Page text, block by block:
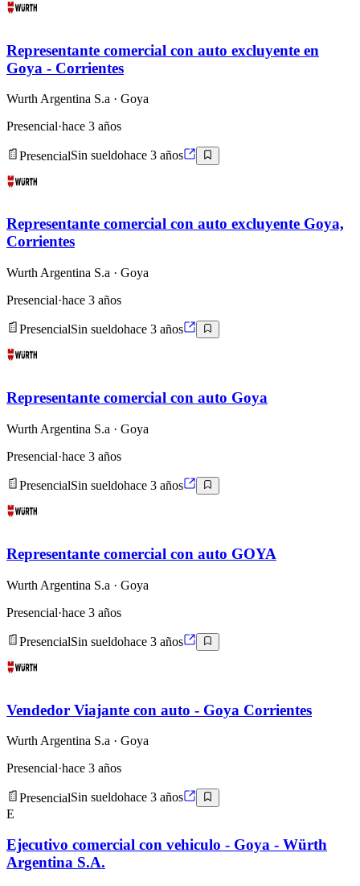
Representante comercial con auto excluyente en
Goya - Corrientes
Wurth Argentina S.a · Goya
Presencial·hace 3 años
PresencialSin sueldohace 3 años
Representante comercial con auto excluyente Goya,
Corrientes
Wurth Argentina S.a · Goya
Presencial·hace 3 años
PresencialSin sueldohace 3 años
Representante comercial con auto Goya
Wurth Argentina S.a · Goya
Presencial·hace 3 años
PresencialSin sueldohace 3 años
Representante comercial con auto GOYA
Wurth Argentina S.a · Goya
Presencial·hace 3 años
PresencialSin sueldohace 3 años
Vendedor Viajante con auto - Goya Corrientes
Wurth Argentina S.a · Goya
Presencial·hace 3 años
PresencialSin sueldohace 3 años
E
Ejecutivo comercial con vehiculo - Goya - Würth
Argentina S.A.